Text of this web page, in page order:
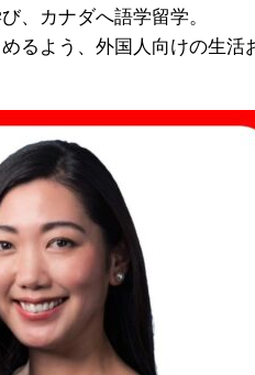
、カナダへ語学留学。
るよう、外国人向けの生活